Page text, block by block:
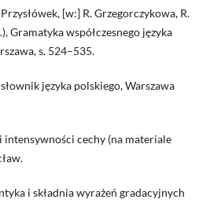
[w:] R. Grzegorczykowa, R.
Gramatyka współczesnego języka
s. 524–535.
języka polskiego, Warszawa
intensywności cechy (na materiale
i składnia wyrażeń gradacyjnych